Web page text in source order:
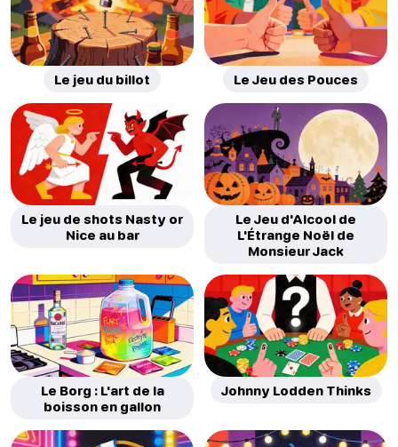
Le jeu du billot Le Jeu des Pouces
Le jeu de shots Nasty or
Nice au bar
Le Jeu d'Alcool de
L'Étrange Noël de
Monsieur Jack
Le Borg : L'art de la
boisson en gallon
Johnny Lodden Thinks